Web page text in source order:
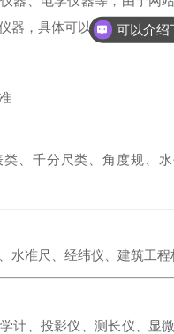
器，具体可以咨询在线客服
、千分尺类、角度规、
水准尺、经纬仪、建筑工程
计、投影仪、测长仪、显